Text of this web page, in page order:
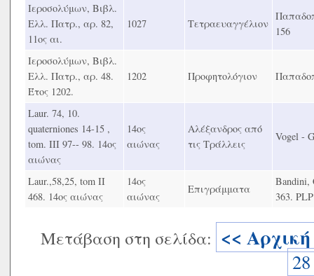
Ιεροσολύμων, Βιβλ.
Ελλ. Πατρ., αρ. 82,
11ος αι.
1027 Τετραευαγγέλιον
156
Ιεροσολύμων, Βιβλ.
Ελλ. Πατρ., αρ. 48.
Έτος 1202.
1202 Προφητολόγιον
Laur. 74, 10.
quaterniones 14-15 ,
tom. ΙΙΙ 97-- 98. 14ος
αιώνας
14ος
αιώνας
Αλέξανδρος από
τις Τράλλεις
Vogel -
Laur.,58,25, tom ΙΙ
468. 14ος αιώνας
14ος
αιώνας
Επιγράμματα
Bandini,
363.
Μετάβαση στη σελίδα: << Αρχική
28